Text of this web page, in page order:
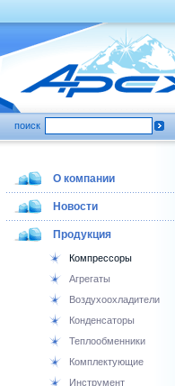
поиск
О компании
Новости
Продукция
Компрессоры
Агрегаты
Воздухоохладители
Конденсаторы
Теплообменники
Комплектующие
Инструмент